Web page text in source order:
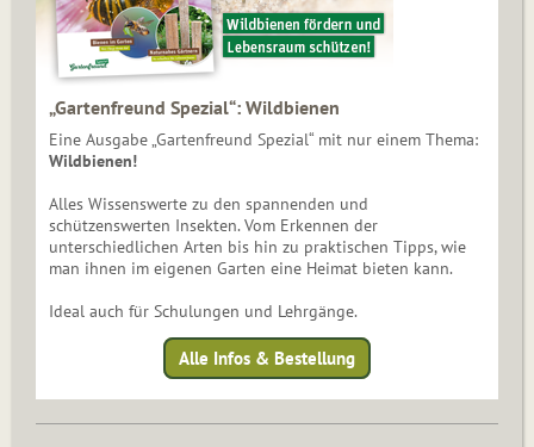
„Gartenfreund Spezial“: Wildbienen
Eine Ausgabe „Gartenfreund Spezial“ mit nur einem Thema:
Wildbienen!
Alles Wissenswerte zu den spannenden und
schützenswerten Insekten. Vom Erkennen der
unterschiedlichen Arten bis hin zu praktischen Tipps, wie
man ihnen im eigenen Garten eine Heimat bieten kann.
Ideal auch für Schulungen und Lehrgänge.
Alle Infos & Bestellung